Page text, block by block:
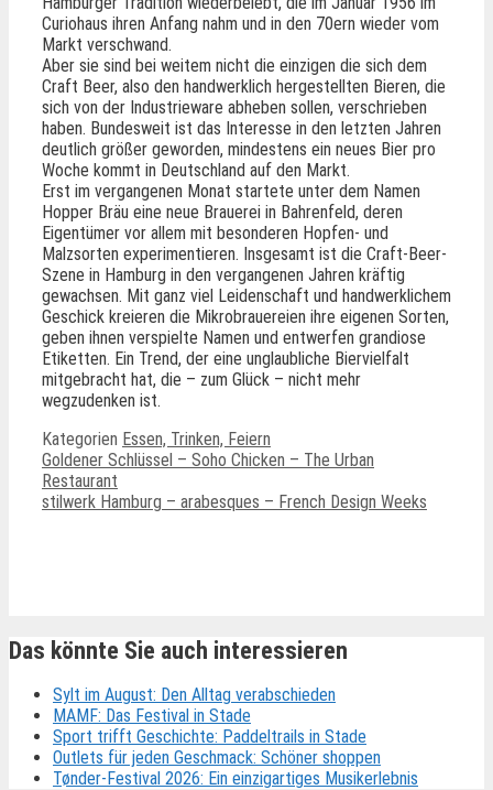
Curiohaus ihren Anfang nahm und in den 70ern wieder vom
Markt verschwand.
Aber sie sind bei weitem nicht die einzigen die sich dem
Craft Beer, also den handwerklich hergestellten Bieren, die
sich von der Industrieware abheben sollen, verschrieben
haben. Bundesweit ist das Interesse in den letzten Jahren
deutlich größer geworden, mindestens ein neues Bier pro
Woche kommt in Deutschland auf den Markt.
Erst im vergangenen Monat startete unter dem Namen
Hopper Bräu eine neue Brauerei in Bahrenfeld, deren
Eigentümer vor allem mit besonderen Hopfen- und
Malzsorten experimentieren. Insgesamt ist die Craft-Beer-
Szene in Hamburg in den vergangenen Jahren kräftig
gewachsen. Mit ganz viel Leidenschaft und handwerklichem
Geschick kreieren die Mikrobrauereien ihre eigenen Sorten,
geben ihnen verspielte Namen und entwerfen grandiose
Etiketten. Ein Trend, der eine unglaubliche Biervielfalt
mitgebracht hat, die – zum Glück – nicht mehr
wegzudenken ist.
Kategorien Essen, Trinken, Feiern
Goldener Schlüssel – Soho Chicken – The Urban
Restaurant
stilwerk Hamburg – arabesques – French Design Weeks
Das könnte Sie auch interessieren
Sylt im August: Den Alltag verabschieden
MAMF: Das Festival in Stade
Sport trifft Geschichte: Paddeltrails in Stade
Outlets für jeden Geschmack: Schöner shoppen
Tønder-Festival 2026: Ein einzigartiges Musikerlebnis